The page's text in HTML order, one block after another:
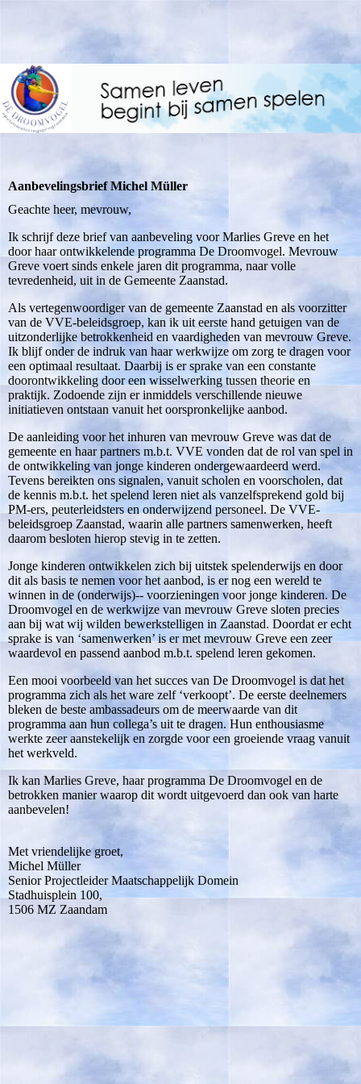
Aanbevelingsbrief Michel Müller
Geachte heer, mevrouw,
Ik schrijf deze brief van aanbeveling voor Marlies Greve en het
door haar ontwikkelende programma De Droomvogel. Mevrouw
Greve voert sinds enkele jaren dit programma, naar volle
tevredenheid, uit in de Gemeente Zaanstad.
Als vertegenwoordiger van de gemeente Zaanstad en als voorzitter
van de VVE-beleidsgroep, kan ik uit eerste hand getuigen van de
uitzonderlijke betrokkenheid en vaardigheden van mevrouw Greve.
Ik blijf onder de indruk van haar werkwijze om zorg te dragen voor
een optimaal resultaat. Daarbij is er sprake van een constante
doorontwikkeling door een wisselwerking tussen theorie en
praktijk. Zodoende zijn er inmiddels verschillende nieuwe
initiatieven ontstaan vanuit het oorspronkelijke aanbod.
De aanleiding voor het inhuren van mevrouw Greve was dat de
gemeente en haar partners m.b.t. VVE vonden dat de rol van spel in
de ontwikkeling van jonge kinderen ondergewaardeerd werd.
Tevens bereikten ons signalen, vanuit scholen en voorscholen, dat
de kennis m.b.t. het spelend leren niet als vanzelfsprekend gold bij
PM-ers, peuterleidsters en onderwijzend personeel. De VVE-
beleidsgroep Zaanstad, waarin alle partners samenwerken, heeft
daarom besloten hierop stevig in te zetten.
Jonge kinderen ontwikkelen zich bij uitstek spelenderwijs en door
dit als basis te nemen voor het aanbod, is er nog een wereld te
winnen in de (onderwijs)-­- voorzieningen voor jonge kinderen. De
Droomvogel en de werkwijze van mevrouw Greve sloten precies
aan bij wat wij wilden bewerkstelligen in Zaanstad. Doordat er echt
sprake is van ‘samenwerken’ is er met mevrouw Greve een zeer
waardevol en passend aanbod m.b.t. spelend leren gekomen.
Een mooi voorbeeld van het succes van De Droomvogel is dat het
programma zich als het ware zelf ‘verkoopt’. De eerste deelnemers
bleken de beste ambassadeurs om de meerwaarde van dit
programma aan hun collega’s uit te dragen. Hun enthousiasme
werkte zeer aanstekelijk en zorgde voor een groeiende vraag vanuit
het werkveld.
Ik kan Marlies Greve, haar programma De Droomvogel en de
betrokken manier waarop dit wordt uitgevoerd dan ook van harte
aanbevelen!
Met vriendelijke groet,
Michel Müller
Senior Projectleider Maatschappelijk Domein
Stadhuisplein 100,
1506 MZ Zaandam